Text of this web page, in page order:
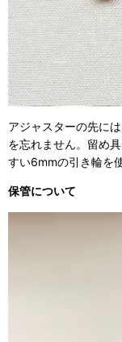
アジャスターの先に
を忘れません。留め
すい6mmの引き輪を
保管について